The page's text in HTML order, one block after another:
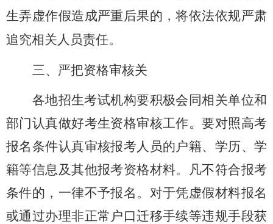
生弄虚作假造成严重后果的，将依法依规严肃
追究相关人员责任。
三、严把资格审核关
各地招生考试机构要积极会同相关单位和
部门认真做好考生资格审核工作。要对照高考
报名条件认真审核报考人员的户籍、学历、学
籍等信息及其他报考资格材料。凡不符合报考
条件的，一律不予报名。对于凭虚假材料报名
或通过办理非正常户口迁移手续等违规手段获